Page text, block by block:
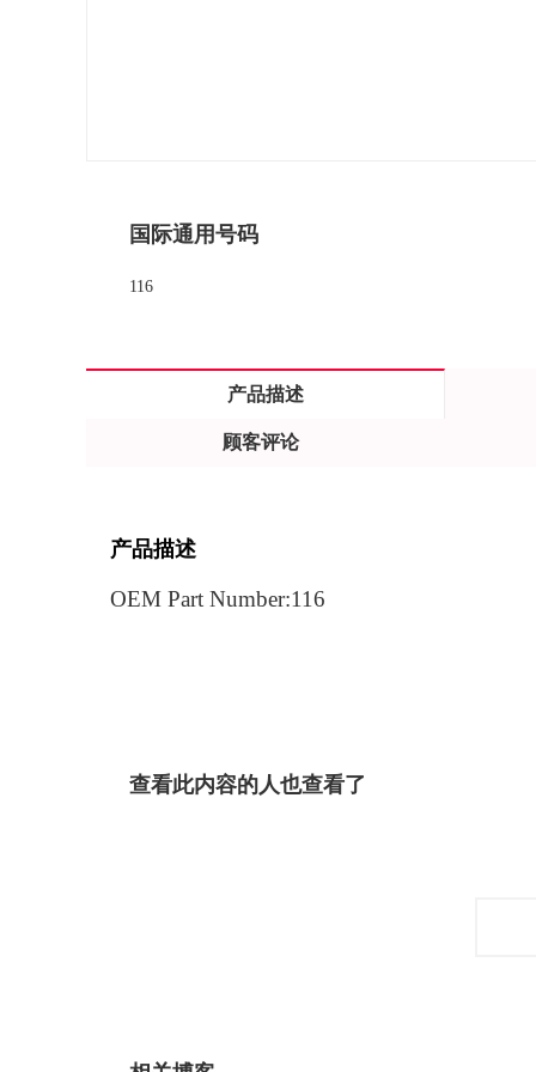
国际通用号码
116
产品描述
顾客评论
产品描述
OEM Part Number:116
查看此内容的人也查看了